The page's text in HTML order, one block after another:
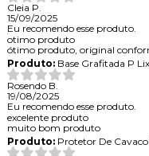
Cleia P.
15/09/2025
Eu recomendo esse produto.
otimo produto
ótimo produto, original
Produto:Base Grafitada P
Rosendo B.
19/08/2025
Eu recomendo esse produto.
excelente produto
muito bom produto
Produto:Protetor De